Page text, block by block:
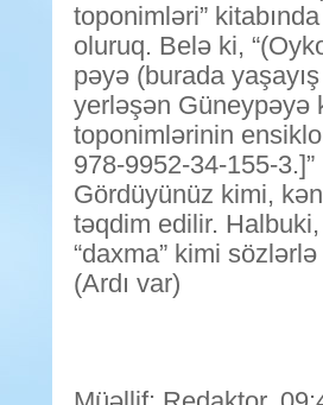
toponimləri”
oluruq. Belə ki,
pəyə (burada
yerləşən Güneypəyə
toponimlərinin
978-9952-34-155-3.]”
Gördüyünüz kimi,
təqdim edilir. Halbuki,
“daxma” kimi
(Ardı var)